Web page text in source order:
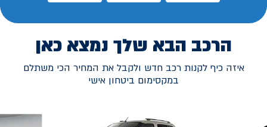
הרכב הבא שלך נמצא כאן
איזה כיף לקנות רכב חדש ולקבל את המחיר הכי משתלם
במקסימום ביטחון אישי